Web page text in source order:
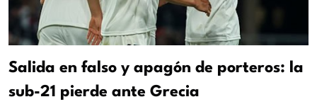
Salida en falso y apagón de porteros: la
sub-21 pierde ante Grecia